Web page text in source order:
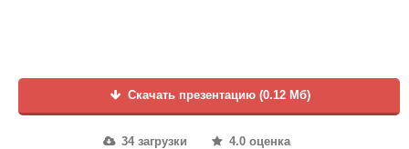
Скачать презентацию (0.12 Мб)
34 загрузки 4.0 оценка